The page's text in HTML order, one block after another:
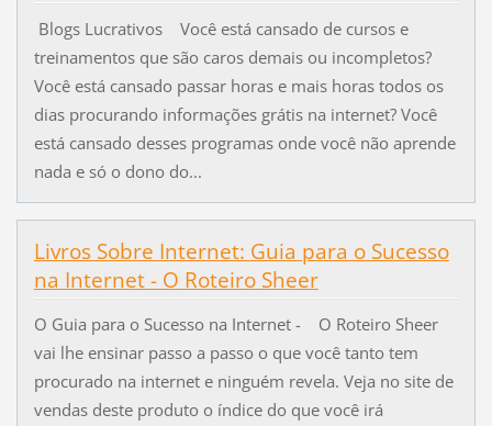
Blogs Lucrativos Você está cansado de cursos e
treinamentos que são caros demais ou incompletos?
Você está cansado passar horas e mais horas todos os
dias procurando informações grátis na internet? Você
está cansado desses programas onde você não aprende
nada e só o dono do...
Livros Sobre Internet: Guia para o Sucesso
na Internet - O Roteiro Sheer
O Guia para o Sucesso na Internet - O Roteiro Sheer
vai lhe ensinar passo a passo o que você tanto tem
procurado na internet e ninguém revela. Veja no site de
vendas deste produto o índice do que você irá